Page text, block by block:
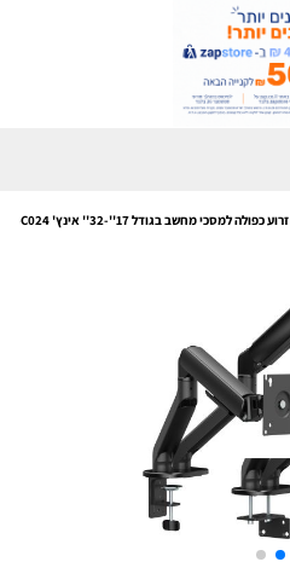
זרוע כפולה למסכי מחשב בגודל 17''-32'' אינץ' Lumi LDT108-C024